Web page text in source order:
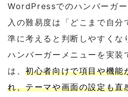
WordPressでのハンバーガ
入の難易度は「どこまで自分
準に考えると判断しやすく
ハンバーガーメニューを実装
は、初心者向けで項目や機能
れ、テーマや画面の設定も直